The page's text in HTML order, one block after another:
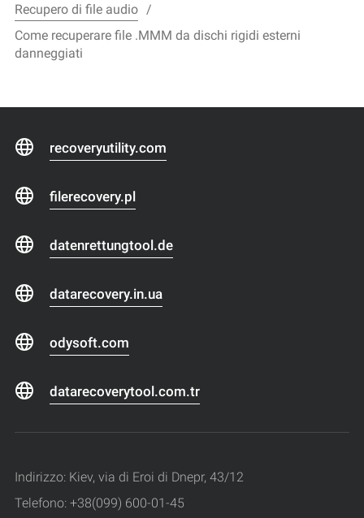
Recupero di file audio
Come recuperare file .MMM da dischi rigidi esterni
danneggiati
recoveryutility.com
filerecovery.pl
datenrettungtool.de
datarecovery.in.ua
odysoft.com
datarecoverytool.com.tr
Indirizzo: Kiev, via di Eroi di Dnepr, 43/12
Telefono: +38(099) 600-01-45